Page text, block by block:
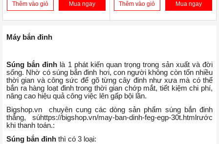
Thêm vào giỏ Mua ngay Thêm vào giỏ Mua ngay
Máy bắn đinh
Súng bắn đinh là 1 phát kiến quan trọng trong sản xuất và đời
sống. Nhờ có súng bắn đinh hơi, con người không còn tốn nhiều
thời gian và công sức để gõ từng cây đinh như xưa mà có thể
bắn ra hàng loạt đinh trong thời gian chớp mắt, tiết kiệm chi phí,
nâng cao hiệu quả công việc lên gấp bội lần.
Bigshop.vn chuyên cung các dòng sản phẩm súng bắn đinh
thắng, súhttps://bigshop.vn/may-ban-dinh-feg-egp-30t.htmlrước
khi thanh toán.:
Súng bắn đinh thì có 3 loại: